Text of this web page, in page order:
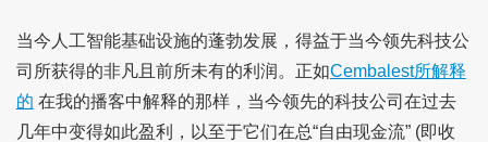
当今人工智能基础设施的蓬勃发展，得益于当今领先科技公
司所获得的非凡且前所未有的利润。正如Cembalest所解释
的 在我的播客中解释的那样，当今领先的科技公司在过去
几年中变得如此盈利，以至于它们在总“自由现金流” (即收